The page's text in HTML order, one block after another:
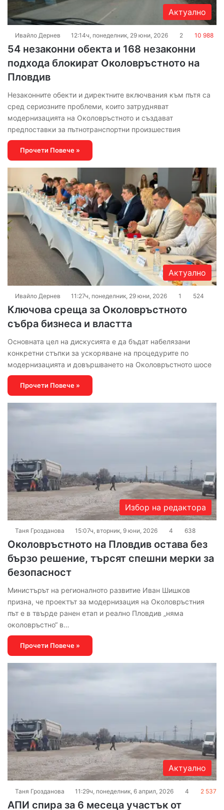
Актуално
Ивайло Дернев 12:14ч, понеделник, 29 юни, 2026 2 10 988
54 незаконни обекта и 168 незаконни
подхода блокират Околовръстното на
Пловдив
Незаконните обекти и директните включвания към пътя са
сред сериозните проблеми, които затрудняват
модернизацията на Околовръстното и създават
предпоставки за пътнотранспортни произшествия
Прочети Повече »
Актуално
Ивайло Дернев 11:27ч, понеделник, 29 юни, 2026 1 524
Ключова среща за Околовръстното
събра бизнеса и властта
Основната цел на дискусията е да бъдат набелязани
конкретни стъпки за ускоряване на процедурите по
модернизацията и довършването на Околовръстното шосе
Прочети Повече »
Избор на редактора
Таня Грозданова 15:07ч, вторник, 9 юни, 2026 4 638
Околовръстното на Пловдив остава без
бързо решение, търсят спешни мерки за
безопасност
Министърът на регионалното развитие Иван Шишков
призна, че проектът за модернизация на Околовръстния
път е в твърде ранен етап и реално Пловдив „няма
околовръстно“ в…
Прочети Повече »
Актуално
Таня Грозданова 11:29ч, понеделник, 6 април, 2026 4 2 537
АПИ спира за 6 месеца участък от